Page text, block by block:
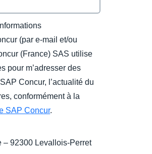
(par e-mail et/ou
(France) SAS utilise
pour m’adresser des
Concur, l’actualité du
conformément à la
SAP Concur.
– 92300 Levallois-Perret